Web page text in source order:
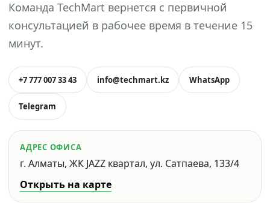
Команда TechMart вернется с первичной
консультацией в рабочее время в течение 15
минут.
+7 777 007 33 43 info@techmart.kz WhatsApp
Telegram
АДРЕС ОФИСА
г. Алматы, ЖК JAZZ квартал, ул. Сатпаева, 133/4
Открыть на карте